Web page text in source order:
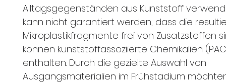
Alltagsgegenständen aus Kunststoff
kann nicht garantiert werden, dass die
Mikroplastikfragmente frei von Zusatzstoffen
können kunststoffassoziierte Chemikalien
enthalten. Durch die gezielte Auswahl von
Ausgangsmaterialien im Frühstadium